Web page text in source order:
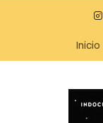
Inicio